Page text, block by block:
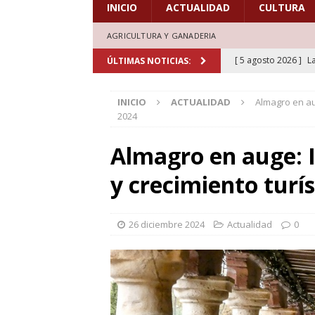
INICIO ACTUALIDAD CULTURA
AGRICULTURA Y GANADERIA
ÚLTIMAS NOTICIAS: [ 5 agosto 2026 ]
[ 5 agosto 2026 ]
[ 4 agosto 2026 ]
30 años de
en la XXXI edición
[ 5 agosto 2026 ]
aficionados al
DEPORTES
INICIO ACTUALIDAD
Almagro en
2024
Almagro en auge:
y crecimiento
26 diciembre 2024 Actualidad 0